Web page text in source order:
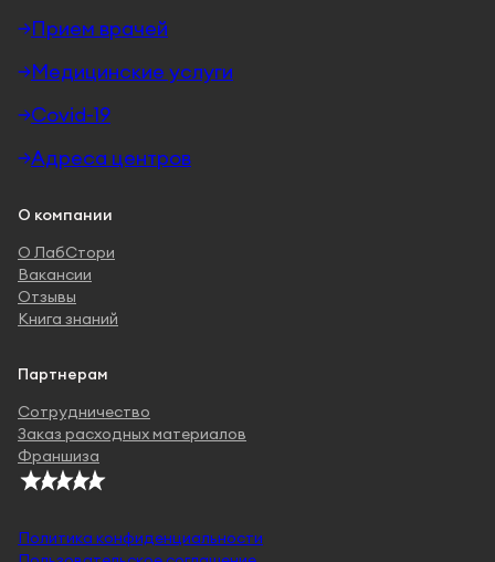
Прием врачей
Медицинские услуги
Covid-19
Адреса центров
О компании
О ЛабСтори
Вакансии
Отзывы
Книга знаний
Партнерам
Сотрудничество
Заказ расходных материалов
Франшиза
Политика конфиденциальности